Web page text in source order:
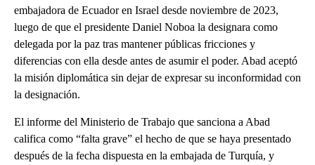
embajadora de Ecuador en Israel desde noviembre de 2023,
luego de que el presidente Daniel Noboa la designara como
delegada por la paz tras mantener públicas fricciones y
diferencias con ella desde antes de asumir el poder. Abad aceptó
la misión diplomática sin dejar de expresar su inconformidad con
la designación.
El informe del Ministerio de Trabajo que sanciona a Abad
califica como “falta grave” el hecho de que se haya presentado
después de la fecha dispuesta en la embajada de Turquía, y